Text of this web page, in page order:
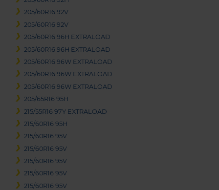
205/60R16 92V
205/60R16 92V
205/60R16 96H EXTRALOAD
205/60R16 96H EXTRALOAD
205/60R16 96W EXTRALOAD
205/60R16 96W EXTRALOAD
205/60R16 96W EXTRALOAD
205/65R16 95H
215/55R16 97Y EXTRALOAD
215/60R16 95H
215/60R16 95V
215/60R16 95V
215/60R16 95V
215/60R16 95V
215/60R16 95V